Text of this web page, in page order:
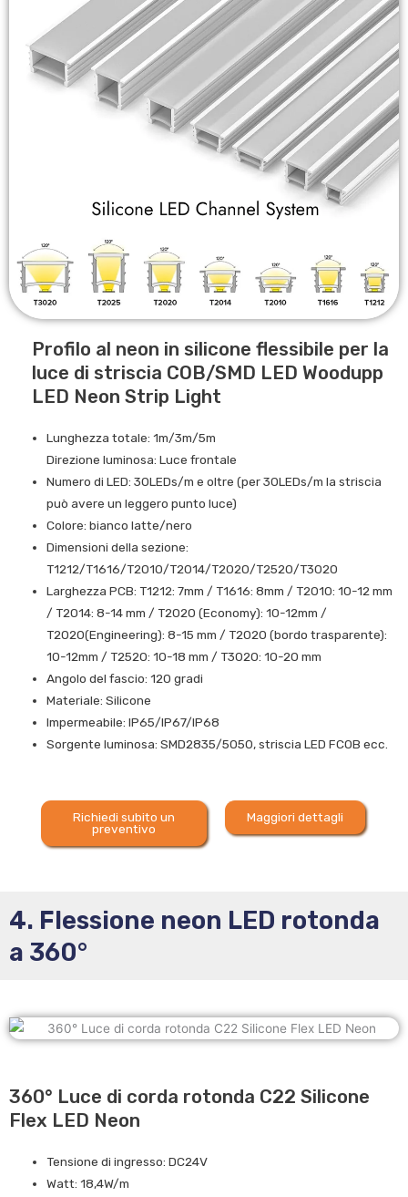
Profilo al neon in silicone flessibile per la
luce di striscia COB/SMD LED Woodupp
LED Neon Strip Light
Lunghezza totale: 1m/3m/5m
Direzione luminosa: Luce frontale
Numero di LED: 30LEDs/m e oltre (per 30LEDs/m la striscia
può avere un leggero punto luce)
Colore: bianco latte/nero
Dimensioni della sezione:
T1212/T1616/T2010/T2014/T2020/T2520/T3020
Larghezza PCB: T1212: 7mm / T1616: 8mm / T2010: 10-12 mm
/ T2014: 8-14 mm / T2020 (Economy): 10-12mm /
T2020(Engineering): 8-15 mm / T2020 (bordo trasparente):
10-12mm / T2520: 10-18 mm / T3020: 10-20 mm
Angolo del fascio: 120 gradi
Materiale: Silicone
Impermeabile: IP65/IP67/IP68
Sorgente luminosa: SMD2835/5050, striscia LED FCOB ecc.
Richiedi subito un
preventivo
Maggiori dettagli
4. Flessione neon LED rotonda
a 360°
360° Luce di corda rotonda C22 Silicone
Flex LED Neon
Tensione di ingresso: DC24V
Watt: 18,4W/m